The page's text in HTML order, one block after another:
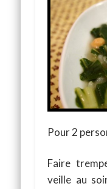
Pour 2
Faire
veille au